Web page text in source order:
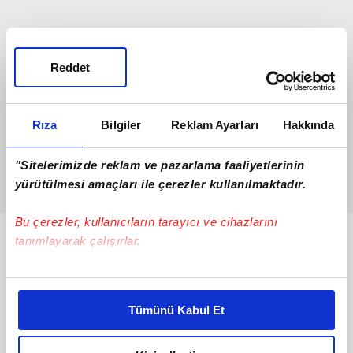
Rıza Bilgiler Reklam Ayarları Hakkında
"Sitelerimizde reklam ve pazarlama faaliyetlerinin
yürütülmesi amaçları ile çerezler kullanılmaktadır.
Bu çerezler, kullanıcıların tarayıcı ve cihazlarını
tanımlayarak çalışırlar.
Bu çerezlere izin vermeniz halinde sizlere özel
daha iyi reklam deneyimi yaşatabiliriz. Bunu yaparken
amacımızın size daha iyi bir reklam deneyimi sunmak
Tümünü Kabul Et
Reddet
Bunlar da Var